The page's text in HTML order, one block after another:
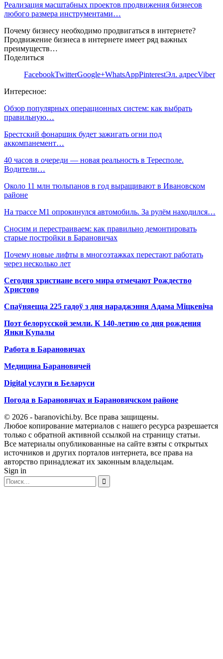
Реализация масштабных проектов продвижения бизнесов
любого размера инструментами…
Почему бизнесу необходимо продвигаться в интернете?
Продвижение бизнеса в интернете имеет ряд важных
преимуществ…
Поделиться
FacebookTwitterGoogle+WhatsAppPinterestЭл. адресViber
Интересное:
Обзор популярных операционных систем: как выбрать
правильную…
Брестский фонарщик будет зажигать огни под
аккомпанемент…
40 часов в очереди — новая реальность в Тересполе.
Водители…
Около 11 млн тюльпанов в год выращивают в Ивановском
районе
На трассе М1 опрокинулся автомобиль. За рулём находился…
Сносим и перестраиваем: как правильно демонтировать
старые постройки в Барановичах
Почему новые лифты в многоэтажках перестают работать
через несколько лет
Сегодня христиане всего мира отмечают Рождество
Христово
Спаўняецца 225 гадоў з дня нараджэння Адама Міцкевіча
Поэт белорусской земли. К 140-летию со дня рождения
Янки Купалы
Работа в Барановичах
Медицина Барановичей
Digital услуги в Беларуси
Погода в Барановичах и Барановичском районе
© 2026 - baranovichi.by. Все права защищены.
Любое копирование материалов с нашего ресурса разрешается
только с обратной активной ссылкой на страницу статьи.
Все материалы опубликованные на сайте взяты с открытых
источников и других порталов интернета, все права на
авторство принадлежат их законным владельцам.
Sign in